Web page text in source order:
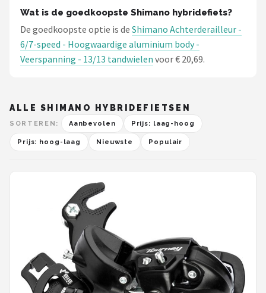
Wat is de goedkoopste Shimano hybridefiets?
De goedkoopste optie is de Shimano Achterderailleur -
6/7-speed - Hoogwaardige aluminium body -
Veerspanning - 13/13 tandwielen voor € 20,69.
ALLE SHIMANO HYBRIDEFIETSEN
SORTEREN: Aanbevolen Prijs: laag-hoog
Prijs: hoog-laag Nieuwste Populair